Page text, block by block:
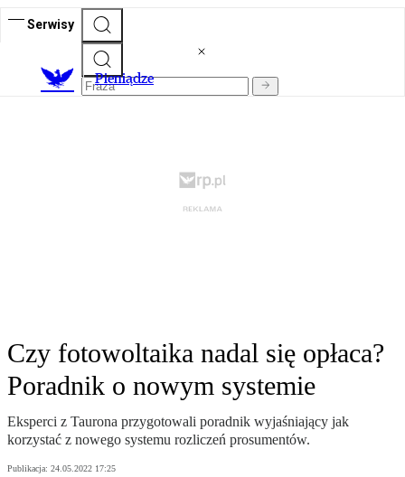
Serwisy
Pieniądze
Czy fotowoltaika nadal się opłaca?
Poradnik o nowym systemie
Eksperci z Taurona przygotowali poradnik wyjaśniający jak
korzystać z nowego systemu rozliczeń prosumentów.
Publikacja: 24.05.2022 17:25